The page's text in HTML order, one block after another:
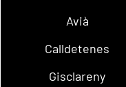
Avià
Calldetenes
Gisclareny